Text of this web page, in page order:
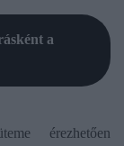
a
érezhetően